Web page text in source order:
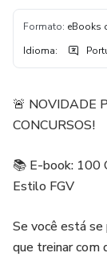
Formato: eBooks
Idioma:
🚨 NOVIDADE
CONCURSOS!
📚 E-book: 100
Estilo FGV
Se você está se
que treinar com